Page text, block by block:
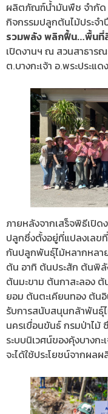
ผลิตภัณฑ์น้ำมันพืช จำกัด
กิจกรรมปลูกต้นไม้ประจำ
รวมพลัง พลิกฟื้น…พื้นที่สี
เปิดงานฯ ณ สวนสาธาร
ต.บางกะเจ้า อ.พระประแ
ภายหลังจากเสร็จพิธีเปิด
ปลูกซึ่งตั้งอยู่ที่แปลงเลขที่
กันปลูกพันธุ์ไม้หลากหลา
ต้น อาทิ ต้นประสัก ต้นพิลั
ต้นมะขาม ต้นกาสะลอง
ยอม ต้นตะเคียนทอง ต้น
รับการสนับสนุนกล้าพันธุ์
นครเขื่อนขันธ์ กรมป่าไม้
ระบบนิเวศน์ของคุ้งบางก
จะได้ใช้ประโยชน์จากผล